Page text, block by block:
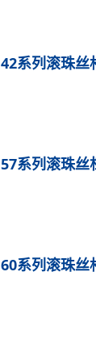
42系列滚珠丝
57系列滚珠丝
60系列滚珠丝